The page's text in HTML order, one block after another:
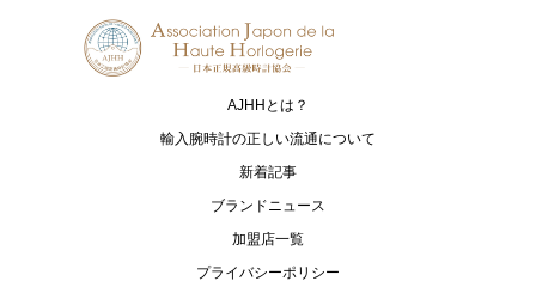
AJHHとは？
輸入腕時計の正しい流通について
新着記事
ブランドニュース
加盟店一覧
プライバシーポリシー